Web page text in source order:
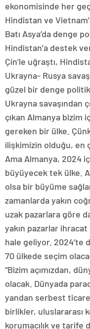
ekonomisinde her
Hindistan ve
Batı Asya’da denge
Hindistan’a destek
Çin’le uğraştı,
Ukrayna- Rusya
güzel bir denge
Ukrayna savaşından
çıkan Almanya bizim
gereken bir ülke.
ilişkimizin olduğu, en
Ama Almanya, 2024
büyüyecek tek ülke.
olsa bir büyüme
zamanlarda yakın
uzak pazarlara göre
yakın pazarlar
hale geliyor. 2024’te
70 ülkede seçim
“Bizim açımızdan,
olacak. Dünyada
yandan serbest
birlikler, uluslararası
korumacılık ve tarife